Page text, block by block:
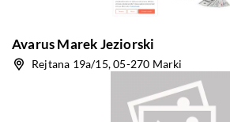
Avarus Marek Jeziorski
Rejtana 19a/15, 05-270 Marki